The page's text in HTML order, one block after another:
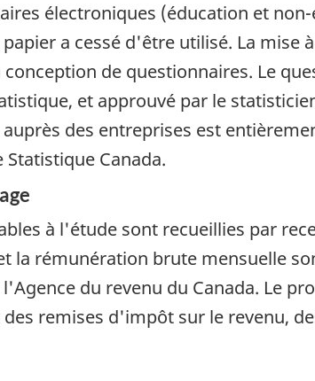
électroniques (éducation et
a cessé d'être utilisé. La mise
conception de questionnaires. Le
et approuvé par le
des entreprises est
Canada.
à l'étude sont recueillies par
la rémunération brute mensuelle
du revenu du Canada. Le
remises d'impôt sur le revenu,